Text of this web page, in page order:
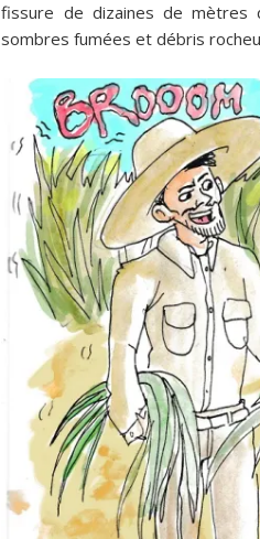
fissure de dizaines de
sombres fumées et débris